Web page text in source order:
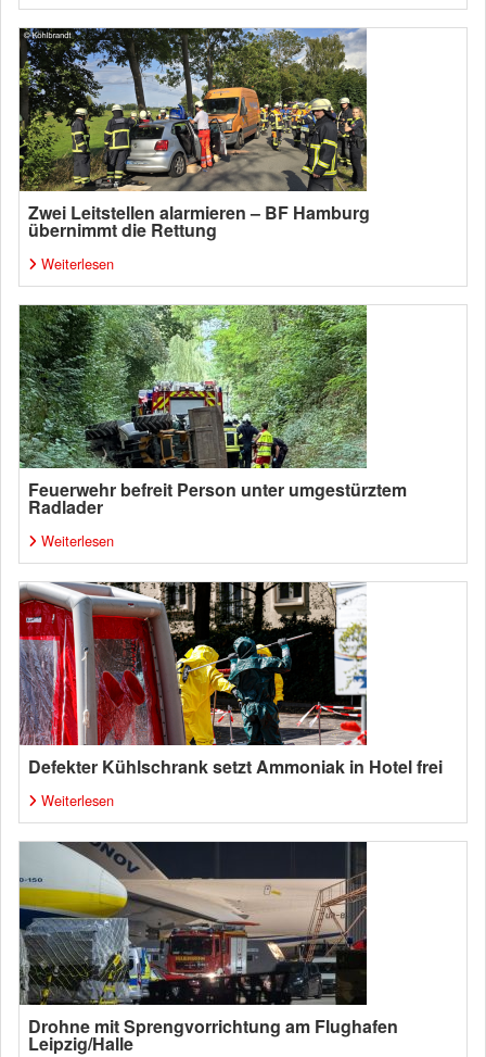
Zwei Leitstellen alarmieren – BF Hamburg
übernimmt die Rettung
Weiterlesen
Feuerwehr befreit Person unter umgestürztem
Radlader
Weiterlesen
Defekter Kühlschrank setzt Ammoniak in Hotel frei
Weiterlesen
Drohne mit Sprengvorrichtung am Flughafen
Leipzig/Halle